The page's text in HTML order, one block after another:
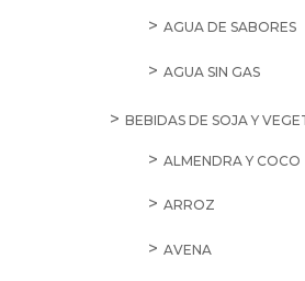
AGUA DE SABORES
AGUA SIN GAS
BEBIDAS DE SOJA Y
ALMENDRA Y COCO
ARROZ
AVENA